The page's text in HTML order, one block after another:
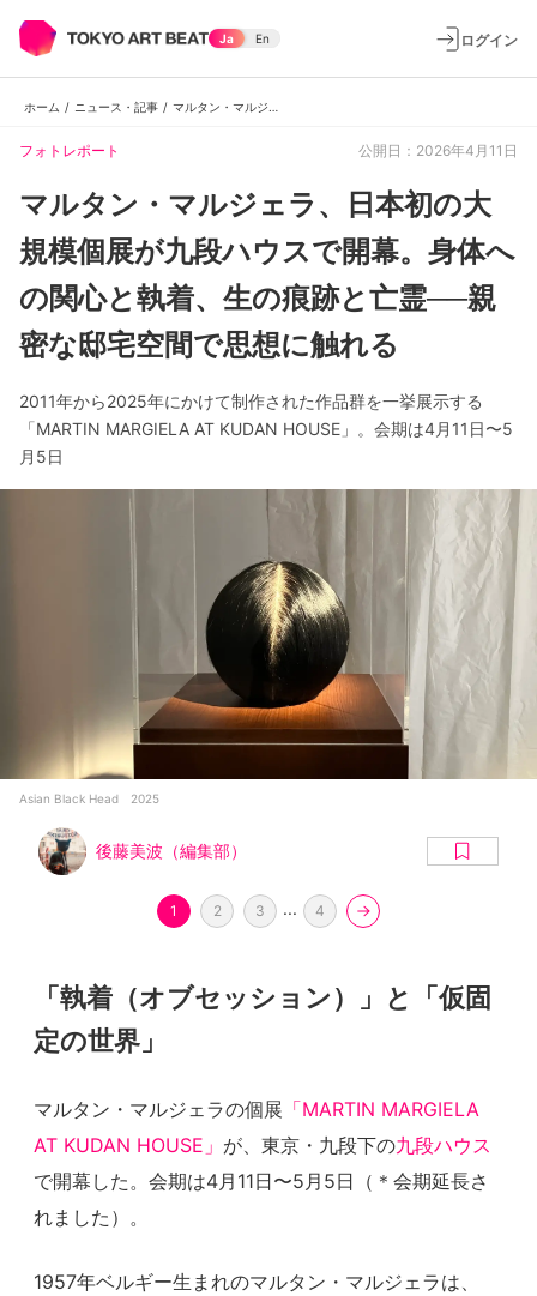
Ja En ログイン
ホーム / ニュース・記事 /
フォトレポート 公開日：2026年4月11日
マルタン・マルジェラ、日本初の大
規模個展が九段ハウスで開幕。身体へ
の関心と執着、生の痕跡と亡霊──親
密な邸宅空間で思想に触れる
2011年から2025年にかけて制作された作品群を一挙展示する
「MARTIN MARGIELA AT KUDAN HOUSE」。会期は4月11日〜5
月5日
Asian Black Head 2025
後藤美波（編集部）
1 2 3 ... 4
「執着（オブセッション）」と「仮固
定の世界」
マルタン・マルジェラの個展 「MARTIN MARGIELA
AT KUDAN HOUSE」 が、東京・九段下の九段ハウス
で開幕した。会期は4月11日〜5月5日 （＊会期延長さ
れました） 。
1957年ベルギー生まれのマルタン・マルジェラは、